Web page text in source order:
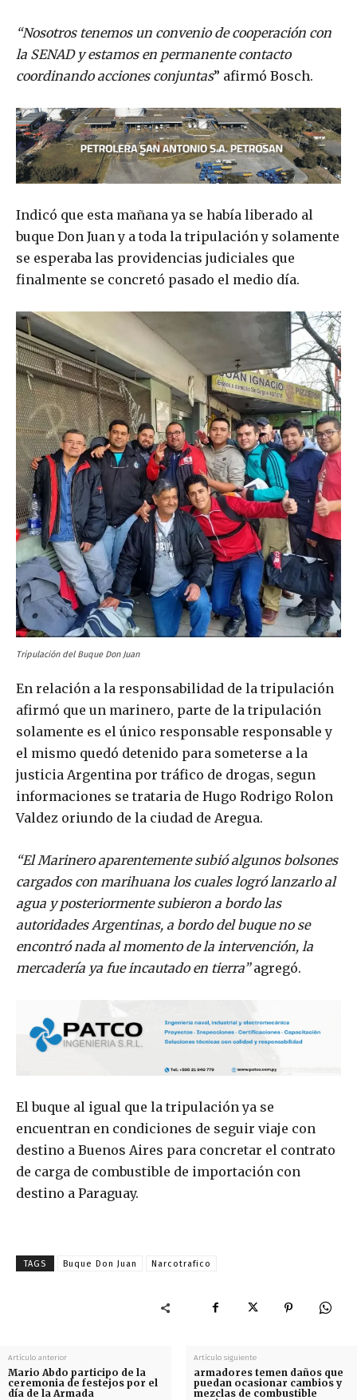
“Nosotros tenemos un convenio de cooperación con
la SENAD y estamos en permanente contacto
coordinando acciones conjuntas” afirmó Bosch.
Indicó que esta mañana ya se había liberado al
buque Don Juan y a toda la tripulación y solamente
se esperaba las providencias judiciales que
finalmente se concretó pasado el medio día.
Tripulación del Buque Don Juan
En relación a la responsabilidad de la tripulación
afirmó que un marinero, parte de la tripulación
solamente es el único responsable responsable y
el mismo quedó detenido para someterse a la
justicia Argentina por tráfico de drogas, segun
informaciones se trataria de Hugo Rodrigo Rolon
Valdez oriundo de la ciudad de Aregua.
“El Marinero aparentemente subió algunos bolsones
cargados con marihuana los cuales logró lanzarlo al
agua y posteriormente subieron a bordo las
autoridades Argentinas, a bordo del buque no se
encontró nada al momento de la intervención, la
mercadería ya fue incautado en tierra”agregó.
El buque al igual que la tripulación ya se
encuentran en condiciones de seguir viaje con
destino a Buenos Aires para concretar el contrato
de carga de combustible de importación con
destino a Paraguay.
TAGS Buque Don Juan Narcotrafico
Artículo anterior
Mario Abdo participo de la
ceremonia de festejos por el
día de la Armada
Artículo siguiente
armadores temen daños que
puedan ocasionar cambios y
mezclas de combustible